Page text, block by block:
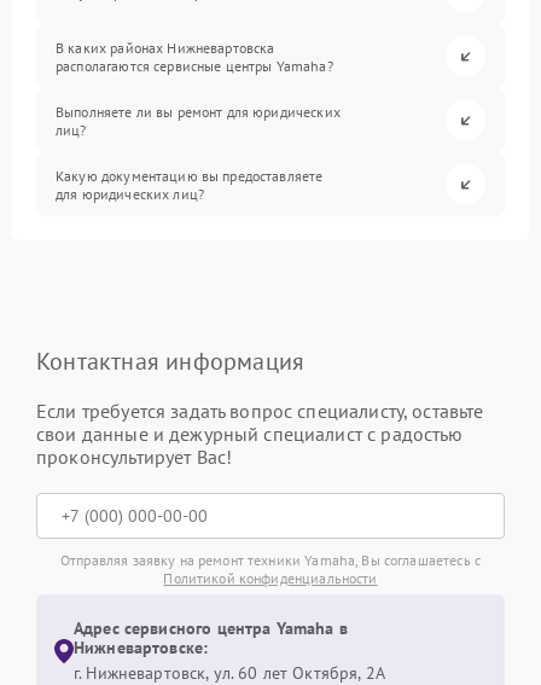
В каких районах Нижневартовска
располагаются сервисные центры Yamaha?
Выполняете ли вы ремонт для юридических
лиц?
Какую документацию вы предоставляете
для юридических лиц?
Контактная информация
Если требуется задать вопрос специалисту, оставьте
свои данные и дежурный специалист с радостью
проконсультирует Вас!
Отправляя заявку на ремонт техники Yamaha, Вы соглашаетесь с
Политикой конфиденциальности
Адрес сервисного центра Yamaha в
Нижневартовске:
г. Нижневартовск, ул. 60 лет Октября, 2А